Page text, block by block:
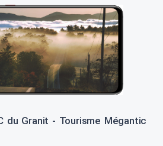
du Granit - Tourisme Mégantic